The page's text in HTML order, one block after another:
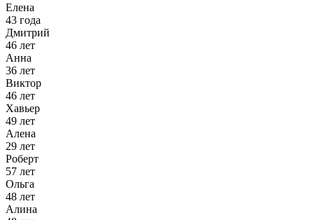
Елена
43 года
Дмитрий
46 лет
Анна
36 лет
Виктор
46 лет
Хавьер
49 лет
Алена
29 лет
Роберт
57 лет
Ольга
48 лет
Алина